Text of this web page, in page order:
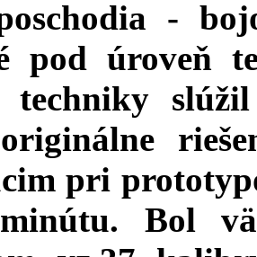
-
pod úroveň
techniky
pri
Bol